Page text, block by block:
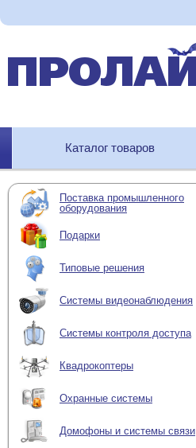
Каталог товаров
Поставка промышленного
оборудования
Подарки
Типовые решения
Системы видеонаблюдения
Системы контроля доступа
Квадрокоптеры
Охранные системы
Домофоны и системы связи